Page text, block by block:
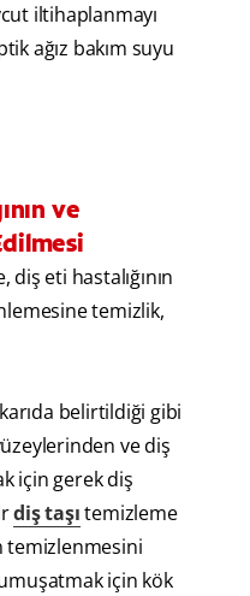
iltihaplanmayı
ağız bakım suyu
ve
diş eti hastalığının
temizlik,
belirtildiği gibi
ve diş
için gerek diş
diş taşıtemizleme
temizlenmesini
için kök